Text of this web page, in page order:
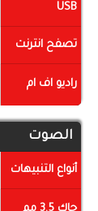
USB
تصفح انترنت
راديو اف ام
الصوت
أنواع التنبيهات